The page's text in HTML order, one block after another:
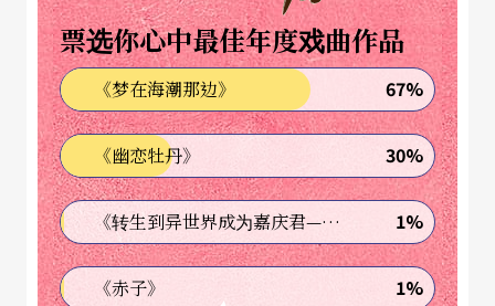
胡恩威：荣念曾让我们知道，艺术和政府之间应该
平等对话
进念．廿面体节目及创作总监胡恩威跟荣念曾合作
已久，他指出荣念曾对香港剧坛最大的影响，在于
提醒艺术家和政治家们，艺术并非为政治或政府服
务，因历史上许许多多的例子已告诉我们，艺术很
容易被政府控制，创作也会因而受到局限，这现象
票选你心中最佳年度戏曲作品
《梦在海潮那边》 67%
《幽恋牡丹》 30%
《转生到异世界成为嘉庆君—发现我的祖先是诈骗集团!?》 1%
《赤子》 1%